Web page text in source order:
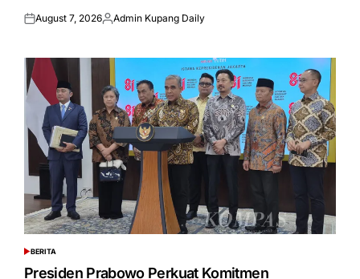
Posted
August 7, 2026Posted
Admin Kupang Daily
POSTED
IN
BERITA
Presiden Prabowo Perkuat Komitmen